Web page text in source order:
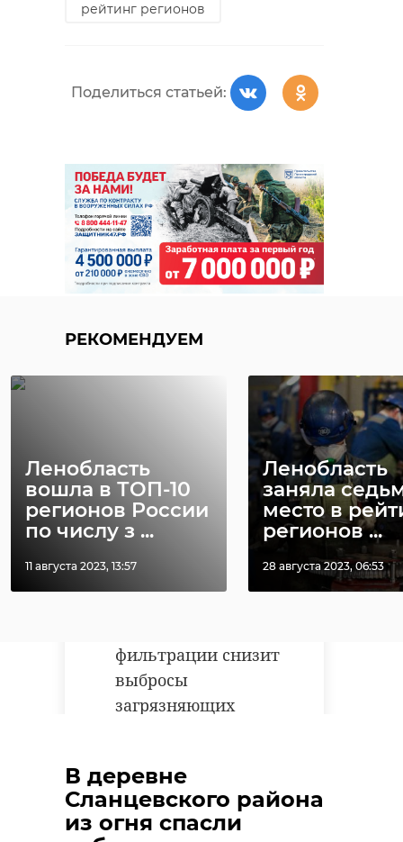
рейтинг регионов
Поделиться статьей:
РЕКОМЕНДУЕМ
Ленобласть
вошла в ТОП-10
регионов России
по числу з ...
11 августа 2023, 13:57
Ленобласть
заняла
место в
регионов ...
28 августа 2023, 06:53
В деревне
Сланцевского района
из огня спасли
переработке отходов.
Это позволит
захоронения,
уменьшить риск
загрязнения почв и
подземных вод,
повысить долю
ценные ресурсы в
хозяйственный
мониторинга и
автоматизации мы
усилим контроль за
фильтрации снизит
выбросы
загрязняющих
того, будут созданы
условия для развития
раздельного сбора и